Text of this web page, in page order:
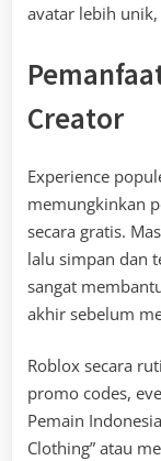
avatar lebih
Creator
Experience
memungkinkan
secara gratis.
lalu simpan dan
sangat
akhir sebelum
Roblox secara
promo codes,
Pemain
Clothing” atau